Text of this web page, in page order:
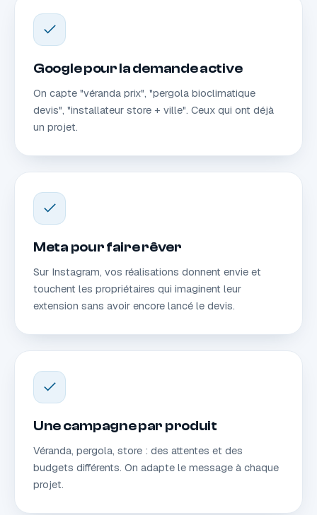
Google pour la demande active
On capte "véranda prix", "pergola bioclimatique
devis", "installateur store + ville". Ceux qui ont déjà
un projet.
Meta pour faire rêver
Sur Instagram, vos réalisations donnent envie et
touchent les propriétaires qui imaginent leur
extension sans avoir encore lancé le devis.
Une campagne par produit
Véranda, pergola, store : des attentes et des
budgets différents. On adapte le message à chaque
projet.